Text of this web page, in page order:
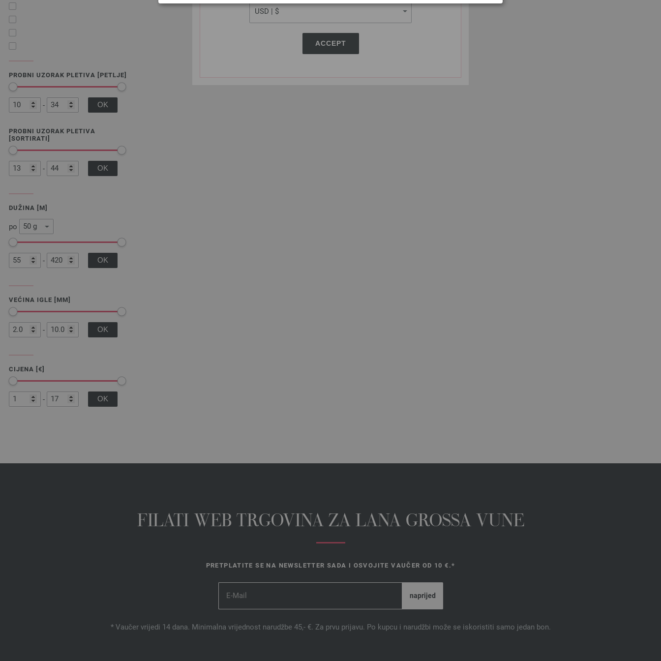
ACCEPT
PROBNI UZORAK PLETIVA [PETLJE]
-
PROBNI UZORAK PLETIVA
[SORTIRATI]
-
DUŽINA [M]
po
-
VEĆINA IGLE [MM]
-
CIJENA [€]
-
FILATI WEB TRGOVINA ZA LANA GROSSA VUNE
PRETPLATITE SE NA NEWSLETTER SADA I OSVOJITE VAUČER OD 10 €.*
* Vaučer vrijedi 14 dana. Minimalna vrijednost narudžbe 45,- €. Za prvu prijavu. Po kupcu i narudžbi može se iskoristiti samo jedan bon.